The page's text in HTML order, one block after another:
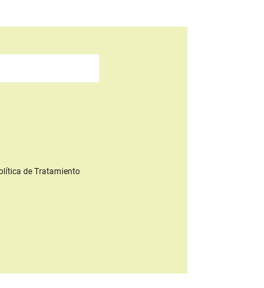
de Tratamiento